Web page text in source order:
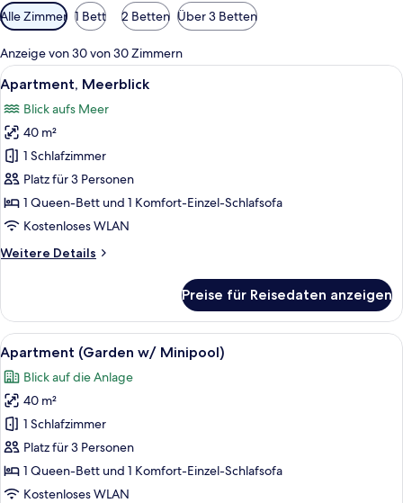
Verfügbare
Filter
für
Zimmer
Alle Zimmer 1 Bett 2 Betten Über 3 Betten
Anzeige von 30 von 30 Zimmern
Alle
Fotos
für
Apartment,
Meerblick
anzeigen
32-Zoll-LCD-Fernseher mit
4
Apartment, Meerblick
Blick aufs Meer
40 m²
1 Schlafzimmer
Platz für 3 Personen
1 Queen-Bett und 1 Komfort-Einzel-Schlafsofa
Kostenloses WLAN
Weitere Details
Weitere
Meerblick
Preise für Reisedaten anzeigen
Alle
Fotos
für
Apartment
(Garden
w/
Minipool)
anzeigen
5
Apartment (Garden w/ Minipool)
Blick auf die Anlage
40 m²
1 Schlafzimmer
Platz für 3 Personen
1 Queen-Bett und 1 Komfort-Einzel-Schlafsofa
Kostenloses WLAN